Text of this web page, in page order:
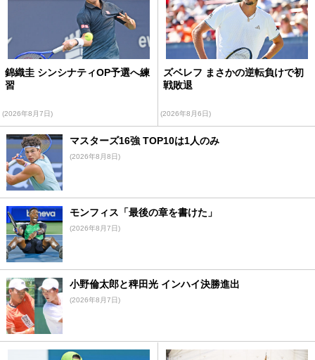
錦織圭 シンシナティOP予選へ練
習
(2026年8月7日)
ズベレフ まさかの逆転負けで初
戦敗退
(2026年8月6日)
マスターズ16強 TOP10は1人のみ
(2026年8月8日)
モンフィス「最後の章を書けた」
(2026年8月7日)
小野倫太郎と稗田光 インハイ決勝進出
(2026年8月7日)